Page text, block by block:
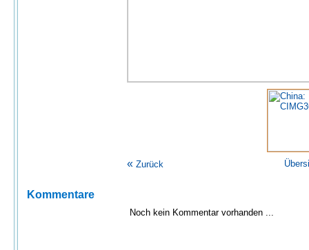
« Zurück
Kommentare
Noch kein Kommentar vorhanden ...